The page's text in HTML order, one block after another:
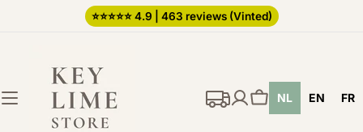
inhoud
⭐️⭐️⭐️⭐️⭐️ 4.9 | 463 reviews (Vinted)
Winkelwagen
NL EN FR